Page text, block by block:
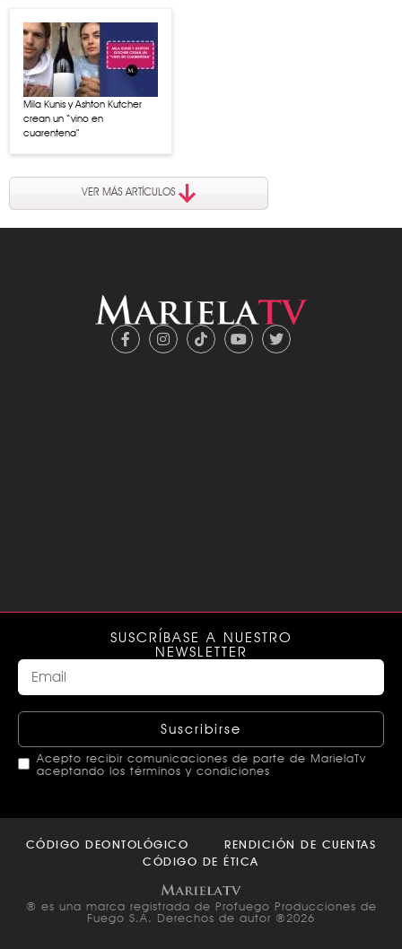
Mila Kunis y Ashton Kutcher
crean un “vino en
cuarentena”
VER MÁS ARTÍCULOS
SUSCRÍBASE A NUESTRO
NEWSLETTER
Suscribirse
Acepto recibir comunicaciones de parte de MarielaTv
aceptando los términos y condiciones
should
CÓDIGO DEONTOLÓGICO
RENDICIÓN DE CUENTAS
CÓDIGO DE ÉTICA
® es una marca registrada de Profuego Producciones de
Fuego S.A. Derechos de autor ®2026